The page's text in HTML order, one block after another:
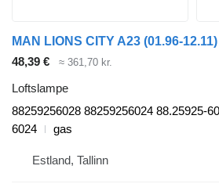
48,39 € ≈ 361,70 kr.
Loftslampe
88259256028 88259256024 88.25925-
6024
gas
Estland, Tallinn